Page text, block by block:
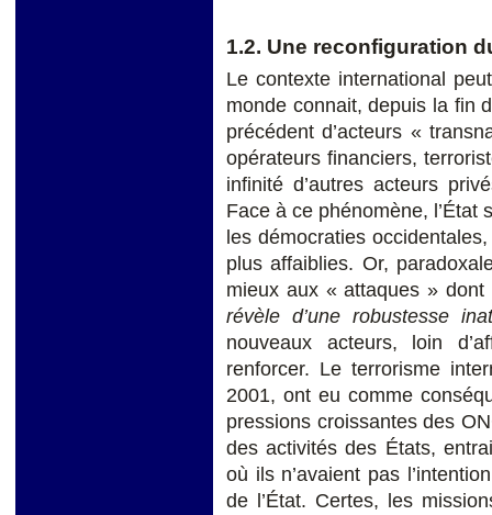
1.2. Une reconfiguration
Le contexte international
monde connait, depuis la fin
précédent d’acteurs «
opérateurs financiers,
infinité d’autres acteurs
Face à ce phénomène, l’État
les démocraties
plus affaiblies. Or,
mieux aux « attaques »
révèle d’une robustesse
nouveaux acteurs, loin
renforcer. Le terrorisme
2001, ont eu comme
pressions croissantes des
des activités des États,
où ils n’avaient pas
de l’État. Certes, les